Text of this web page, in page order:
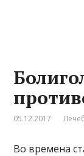
05.12.2017
Во времена